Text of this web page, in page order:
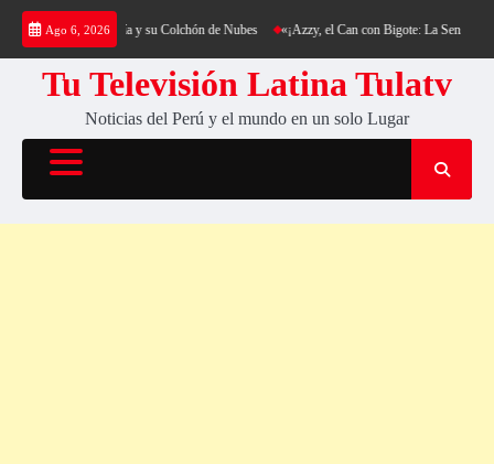
Saltar
contenido
Ago 6, 2026
al Cerro Cantería y su Colchón de Nubes «¡Azzy, el Can con Bigote: La Sensación
Tu Televisión Latina Tulatv
Noticias del Perú y el mundo en un solo Lugar